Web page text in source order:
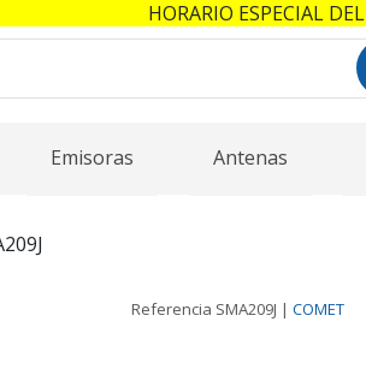
Emisoras Antenas
Referencia SMA209J | COMET
HORARIO ESPECIAL DEL